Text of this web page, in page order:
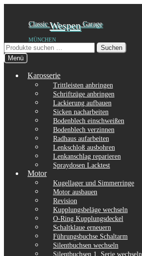
springen
springen
ClassicWespen Garage
MÜNCHEN
Suchen
nach:
Suchen
Menü
Karosserie
Trittleisten anbringen
Schriftzüge anbringen
Lackierung aufbauen
Sicken nacharbeiten
Bodenblech einschweißen
Bodenblech verzinnen
Radhaus aufarbeiten
Lenkschloß ausbohren
Lenkanschlag reparieren
Spraydosen Lacktest
Motor
Kugellager und Simmerringe
Motor ausbauen
Revision
Kupplungsbeläge wechseln
O-Ring Kupplungsdeckel
Schaltklaue erneuern
Führungsbuchse Schaltarm
Silentbuchsen wechseln
Silentbuchsen 1. Serie wechseln